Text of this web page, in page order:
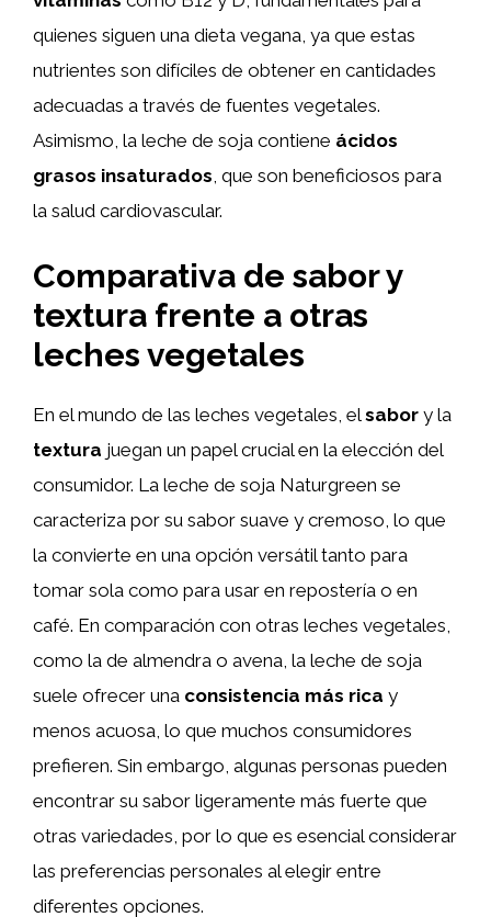
quienes siguen una dieta vegana, ya que estas
nutrientes son difíciles de obtener en cantidades
adecuadas a través de fuentes vegetales.
Asimismo, la leche de soja contiene ácidos
grasos insaturados, que son beneficiosos para
la salud cardiovascular.
Comparativa de sabor y
textura frente a otras
leches vegetales
En el mundo de las leches vegetales, elsabor y la
textura juegan un papel crucial en la elección del
consumidor. La leche de soja Naturgreen se
caracteriza por su sabor suave y cremoso, lo que
la convierte en una opción versátil tanto para
tomar sola como para usar en repostería o en
café. En comparación con otras leches vegetales,
como la de almendra o avena, la leche de soja
suele ofrecer una consistencia más rica y
menos acuosa, lo que muchos consumidores
prefieren. Sin embargo, algunas personas pueden
encontrar su sabor ligeramente más fuerte que
otras variedades, por lo que es esencial considerar
las preferencias personales al elegir entre
diferentes opciones.